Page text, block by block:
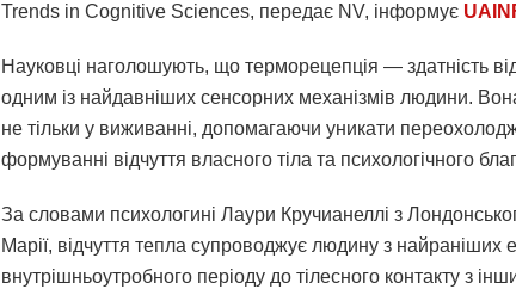
Trends in Cognitive Sciences, передає NV, інформує
Науковці наголошують, що терморецепція — здатність
одним із найдавніших сенсорних механізмів людини.
не тільки у виживанні, допомагаючи уникати
формуванні відчуття власного тіла та психологічного
За словами психологині Лаури Кручианеллі з
Марії, відчуття тепла супроводжує людину з найраніших
внутрішньоутробного періоду до тілесного контакту з